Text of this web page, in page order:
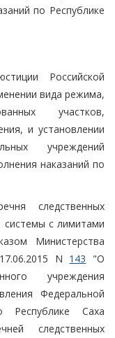
по Республике
Российской
вида режима,
участков,
и установлении
учреждений
наказаний по
следственных
системы с лимитами
Министерства
N 143 "О
учреждения
Федеральной
Республике Саха
следственных